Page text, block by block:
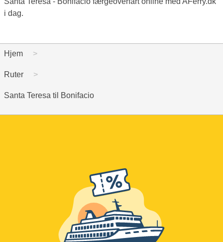
i dag.
Hjem
Ruter
Santa Teresa til Bonifacio